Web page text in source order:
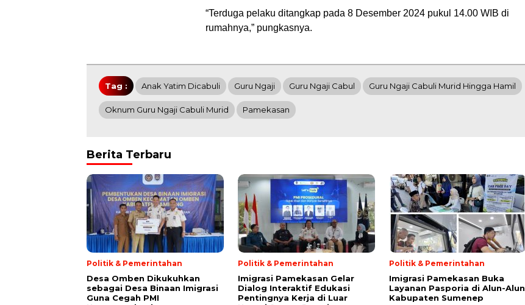
“Terduga pelaku ditangkap pada 8 Desember 2024 pukul 14.00 WIB di
rumahnya,” pungkasnya.
Tag : Anak Yatim Dicabuli Guru Ngaji Guru Ngaji Cabul Guru Ngaji Cabuli Murid Hingga Hamil
Oknum Guru Ngaji Cabuli Murid Pamekasan
Berita Terbaru
Politik & Pemerintahan
Desa Omben Dikukuhkan
sebagai Desa Binaan Imigrasi
Guna Cegah PMI
Politik & Pemerintahan
Imigrasi Pamekasan Gelar
Dialog Interaktif Edukasi
Pentingnya Kerja di Luar
Politik & Pemerintahan
Imigrasi Pamekasan Buka
Layanan Pasporia di Alun-Alun
Kabupaten Sumenep